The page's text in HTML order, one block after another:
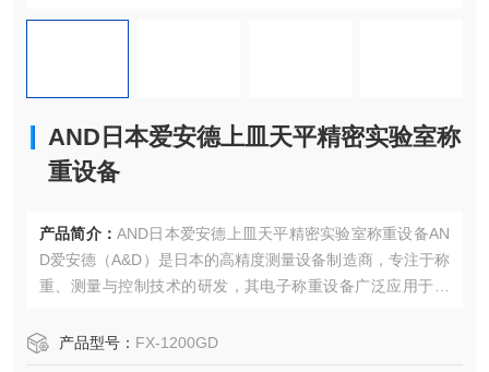
AND日本爱安德上皿天平精密实验室称
重设备
产品简介： AND日本爱安德上皿天平精密实验室称重设备AN
D爱安德‌（A&D）是日本的高精度测量设备制造商，专注于称
重、测量与控制技术的研发，其电子称重设备广泛应用于‌实
高稳定性与智能化设计著称 。
产品型号： FX-1200GD